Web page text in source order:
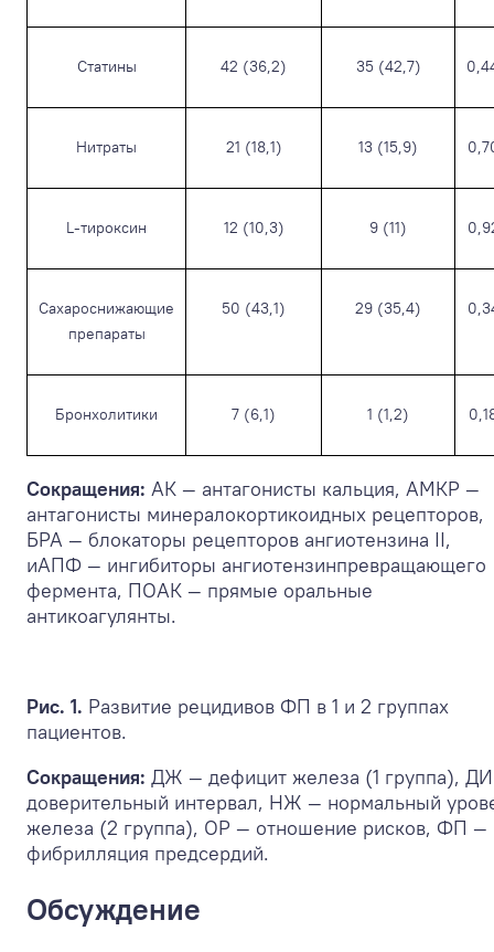
Статины 42 (36,2) 35 (42,7)
Нитраты 21 (18,1) 13 (15,9)
L-тироксин 12 (10,3) 9 (11)
Сахароснижающие
препараты
50 (43,1) 29 (35,4)
Бронхолитики 7 (6,1) 1 (1,2)
Сокращения: АК — антагонисты кальция, АМКР —
антагонисты минералокортикоидных рецепторов,
БРА — блокаторы рецепторов ангиотензина II,
иАПФ — ингибиторы ангиотензинпревращающего
фермента, ПОАК — прямые оральные
антикоагулянты.
Рис. 1. Развитие рецидивов ФП в 1 и 2 группах
пациентов.
Сокращения: ДЖ — дефицит железа (1 группа),
доверительный интервал, НЖ — нормальный
железа (2 группа), ОР — отношение рисков, ФП —
фибрилляция предсердий.
Обсуждение